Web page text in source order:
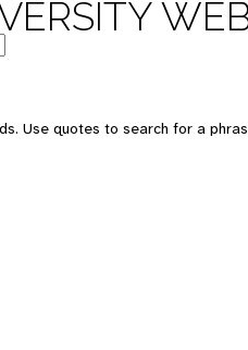
Use quotes to search for a